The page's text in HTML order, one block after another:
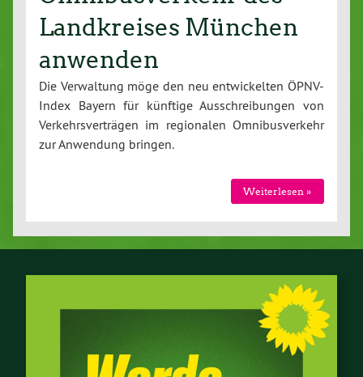
Landkreises München
anwenden
Die Ver­wal­tung möge den neu ent­wi­ckel­ten ÖPNV-
In­dex Bayern für künftige Aus­schrei­bun­gen von
Ver­kehrs­ver­trä­gen im re­gio­na­len Om­ni­bus­ver­kehr
zur Anwendung bringen.
Wei­ter­le­sen »